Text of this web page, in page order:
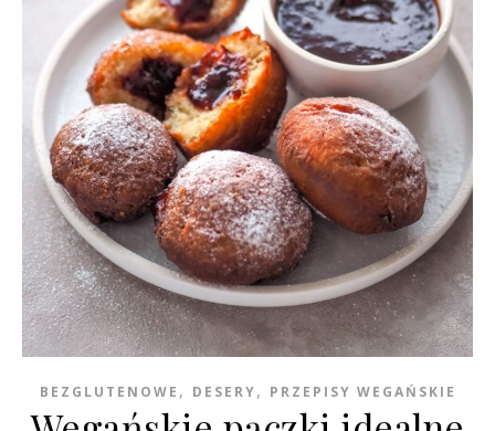
BEZGLUTENOWE , DESERY, PRZEPISY WEGAŃSKIE